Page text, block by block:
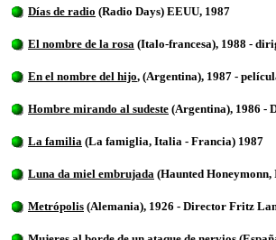
Días de radio (Radio Days) EEUU, 1987
El nombre de la rosa (Italo-francesa), 1988 -
En el nombre del hijo, (Argentina), 1987 -
Hombre mirando al sudeste (Argentina), 1986 -
La familia (La famiglia, Italia - Francia) 1987
Luna da miel embrujada (Haunted
Metrópolis (Alemania), 1926 - Director Fritz